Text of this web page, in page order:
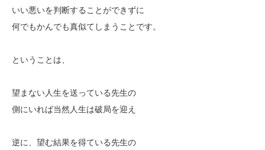
いい悪いを判断することができずに
何でもかんでも真似てしまうことです。
ということは、
望まない人生を送っている先生の
側にいれば当然人生は破局を迎え
逆に、望む結果を得ている先生の